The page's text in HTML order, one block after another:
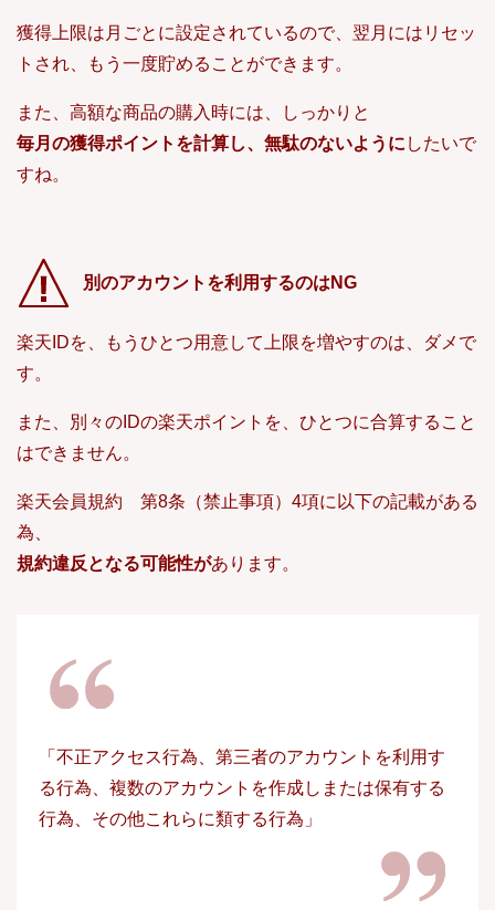
獲得上限は月ごとに設定されているので、翌月にはリセッ
トされ、もう一度貯めることができます。
また、高額な商品の購入時には、しっかりと
毎月の獲得ポイントを計算し、無駄のないように したいで
すね。
別のアカウントを利用するのはNG
楽天IDを、もうひとつ用意して上限を増やすのは、ダメで
す。
また、別々のIDの楽天ポイントを、ひとつに合算すること
はできません。
楽天会員規約 第8条（禁止事項）4項に以下の記載がある
為、
規約違反となる可能性があります。
「不正アクセス行為、第三者のアカウントを利用す
る行為、複数のアカウントを作成しまたは保有する
行為、その他これらに類する行為」